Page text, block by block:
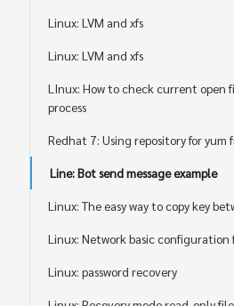
Linux: LVM and xfs
Linux: LVM and xfs
LInux: How to check current open
process
Redhat 7: Using repository for yum
Line: Bot send message example
Linux: The easy way to copy key
Linux: Network basic configuration
Linux: password recovery